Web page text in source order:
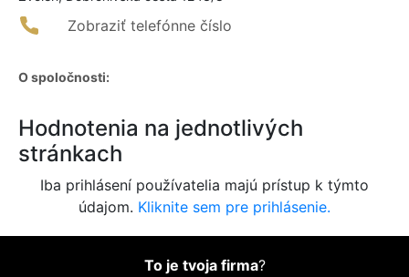
Zobraziť telefónne číslo
O spoločnosti:
Hodnotenia na jednotlivých
stránkach
Iba prihlásení používatelia majú prístup k týmto
údajom. Kliknite sem pre prihlásenie.
To je tvoja firma?